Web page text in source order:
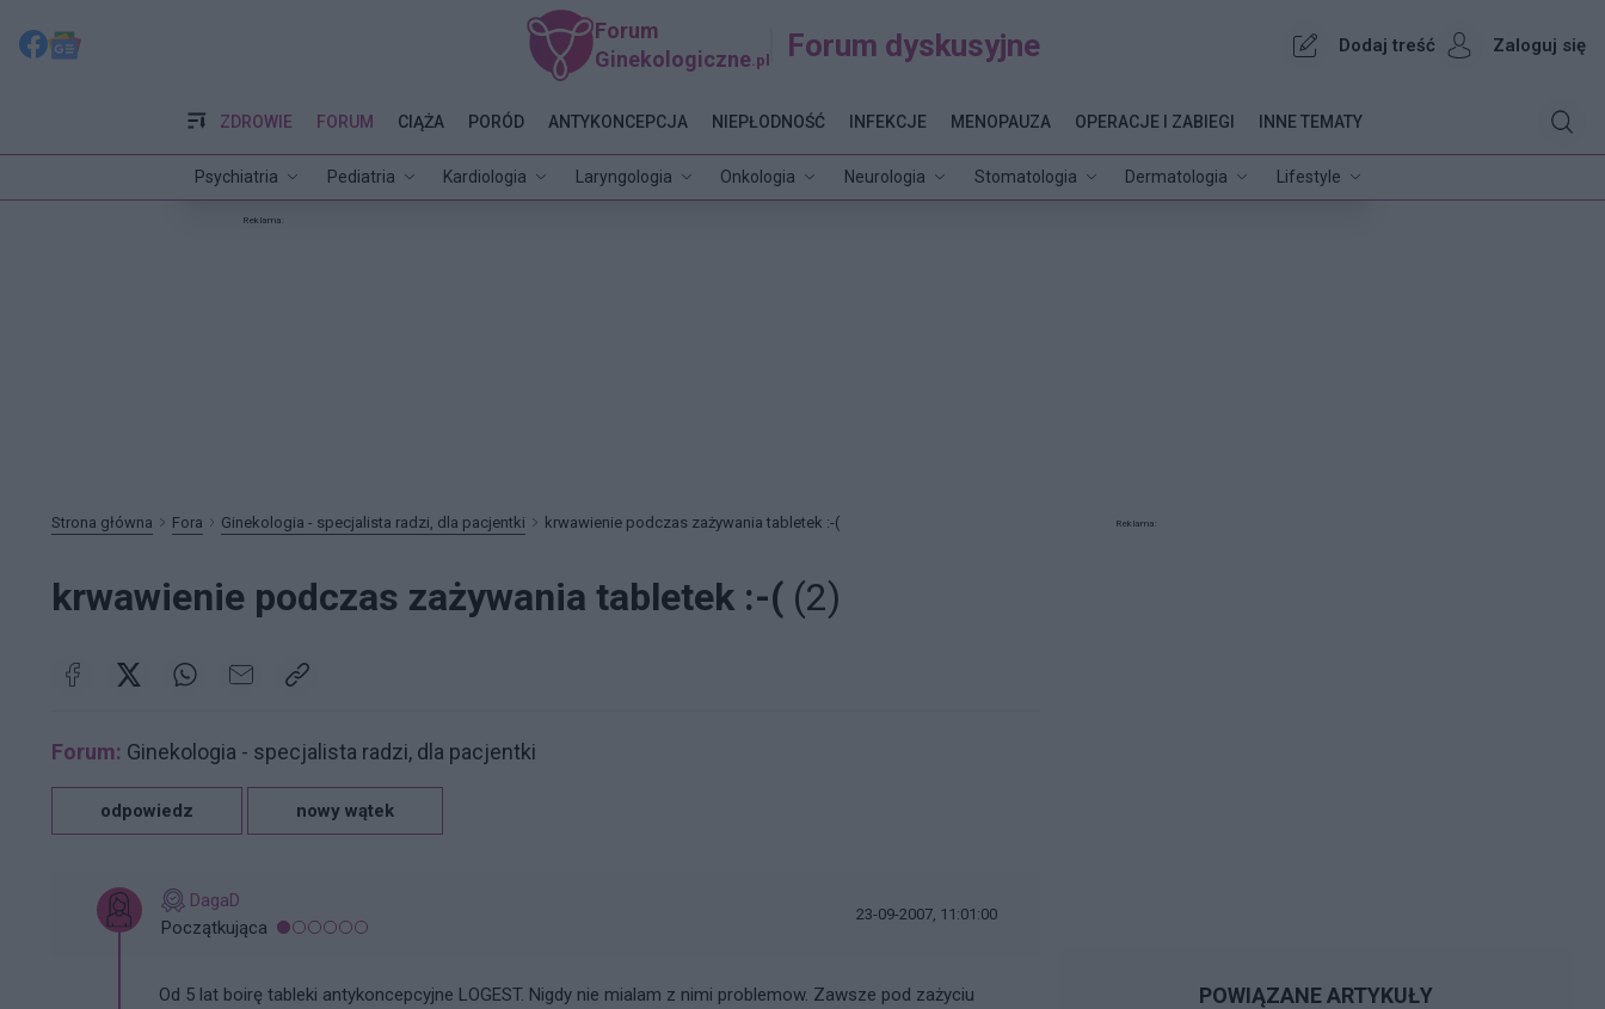
Forum
Ginekologiczne .pl Forum dyskusyjne Dodaj treść Zaloguj się
ZDROWIE
Psychiatria Pediatria Kardiologia Laryngologia Onkologia Neurologia Stomatologia Dermatologia Lifestyle
FORUM CIĄŻA PORÓD ANTYKONCEPCJA NIEPŁODNOŚĆ INFEKCJE MENOPAUZA OPERACJE I ZABIEGI INNE TEMATY
Reklama:
Strona główna Fora Ginekologia - specjalista radzi, dla pacjentki krwawienie podczas zażywania tabletek :-(
krwawienie podczas zażywania tabletek :-( (2)
Forum: Ginekologia - specjalista radzi, dla pacjentki
odpowiedz nowy wątek
DagaD
Początkująca
23-09-2007, 11:01:00
Od 5 lat boirę tableki antykoncepcyjne LOGEST. Nigdy nie mialam z nimi problemow. Zawsze pod zażyciu
Reklama:
POWIĄZANE ARTYKUŁY